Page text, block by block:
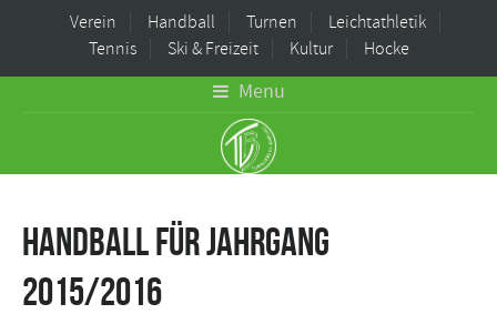
Verein Handball Turnen
Leichtathletik
Tennis
Ski & Freizeit Kultur Hocke
Menu
Handball für Jahrgang
2015/2016